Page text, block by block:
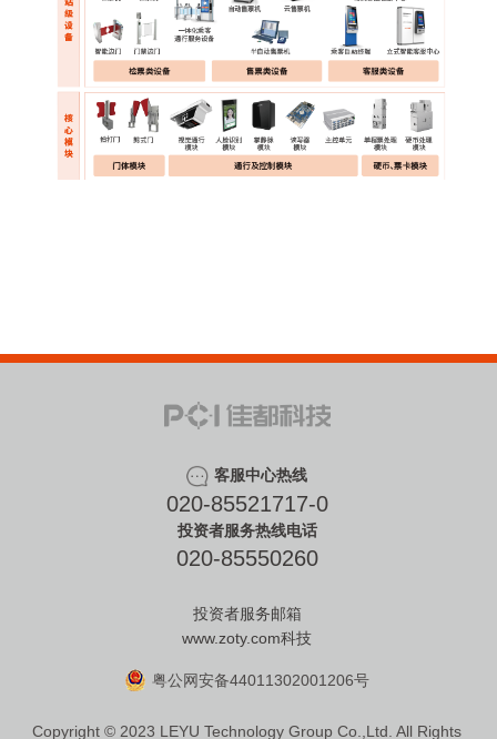
客服中心热线
020-85521717-0
投资者服务热线电话
020-85550260
投资者服务邮箱
www.zoty.com科技
粤公网安备44011302001206号
Copyright © 2023 LEYU Technology Group Co.,Ltd. All Rights